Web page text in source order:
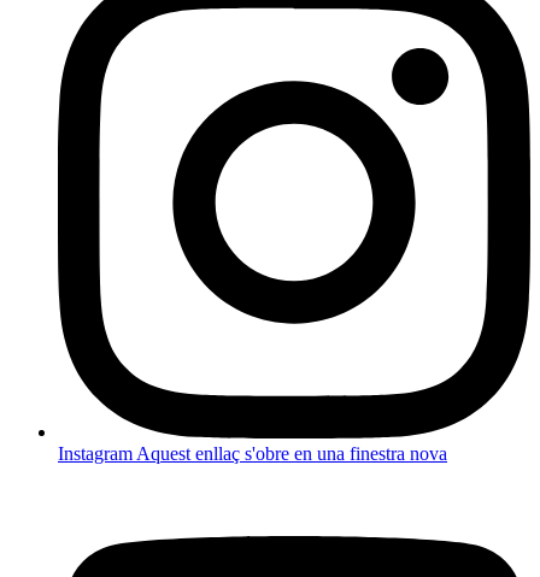
Instagram Aquest enllaç s'obre en una finestra nova